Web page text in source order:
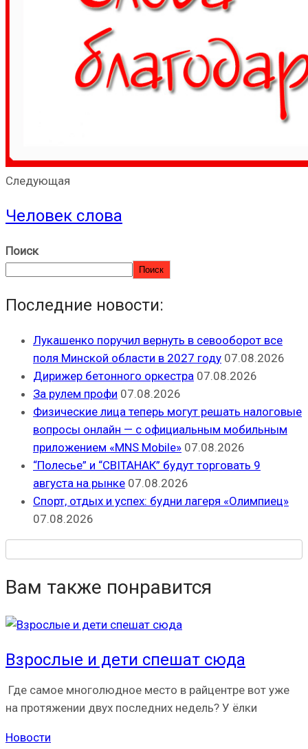
Следующая
Человек слова
Поиск
Поиск
Последние новости:
Лукашенко поручил вернуть в севооборот все
поля Минской области в 2027 году 07.08.2026
Дирижер бетонного оркестра 07.08.2026
За рулем профи 07.08.2026
Физические лица теперь могут решать налоговые
вопросы онлайн — с официальным мобильным
приложением «MNS Mobile» 07.08.2026
“Полесье” и “СВІТАНАК” будут торговать 9
августа на рынке 07.08.2026
Спорт, отдых и успех: будни лагеря «Олимпиец»
07.08.2026
Вам также понравится
Взрослые и дети спешат сюда
Где самое многолюдное место в райцентре вот уже
на протяжении двух последних недель? У ёлки
Новости